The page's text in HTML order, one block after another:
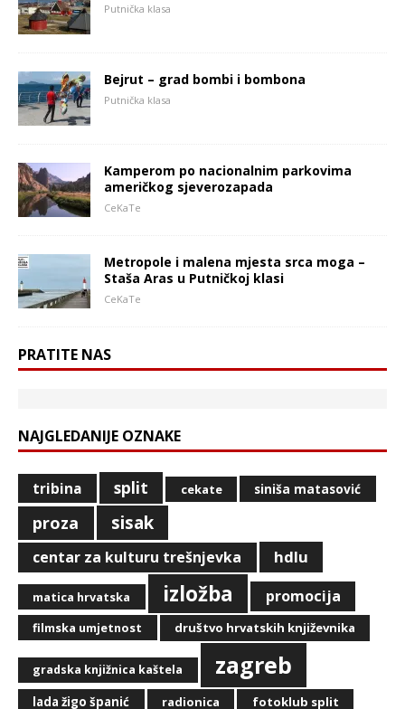
Putnička klasa
Bejrut – grad bombi i bombona
Putnička klasa
Kamperom po nacionalnim parkovima
američkog sjeverozapada
CeKaTe
Metropole i malena mjesta srca moga –
Staša Aras u Putničkoj klasi
CeKaTe
PRATITE NAS
NAJGLEDANIJE OZNAKE
tribina split cekate siniša matasović
proza sisak
centar za kulturu trešnjevka hdlu
matica hrvatska izložba promocija
filmska umjetnost društvo hrvatskih književnika
gradska knjižnica kaštela zagreb
lada žigo španić radionica fotoklub split